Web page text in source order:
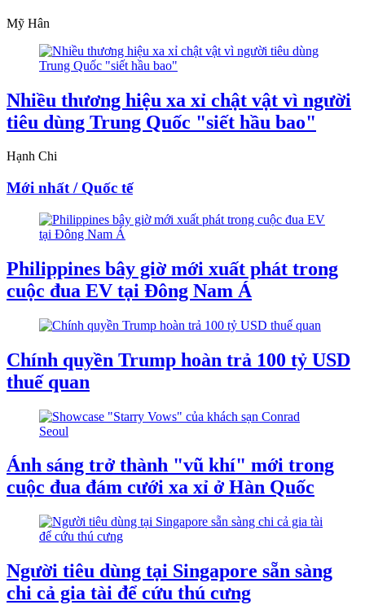
Mỹ Hân
Nhiều thương hiệu xa xỉ chật vật vì người
tiêu dùng Trung Quốc "siết hầu bao"
Hạnh Chi
Mới nhất / Quốc tế
Philippines bây giờ mới xuất phát trong
cuộc đua EV tại Đông Nam Á
Chính quyền Trump hoàn trả 100 tỷ USD
thuế quan
Ánh sáng trở thành "vũ khí" mới trong
cuộc đua đám cưới xa xỉ ở Hàn Quốc
Người tiêu dùng tại Singapore sẵn sàng
chi cả gia tài để cứu thú cưng